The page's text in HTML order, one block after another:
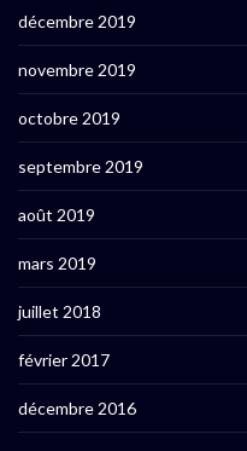
décembre 2019
novembre 2019
octobre 2019
septembre 2019
août 2019
mars 2019
juillet 2018
février 2017
décembre 2016